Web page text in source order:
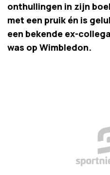
onthullingen in zijn
met een pruik én is
een bekende ex-
was op Wimbledon.